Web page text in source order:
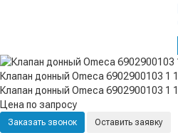
Клапан донный Omeca 6902900103 1
Клапан донный Omeca 6902900103 1
Цена по запросу
Заказать звонок Оставить заявку